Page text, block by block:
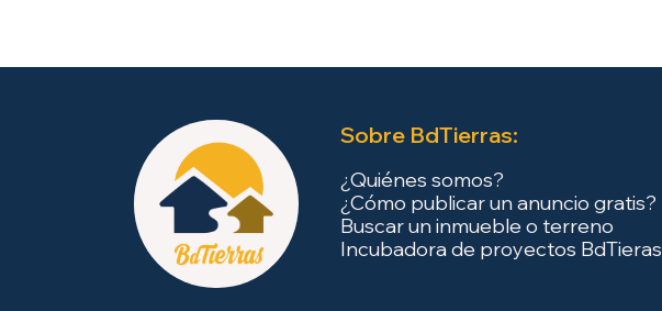
Sobre BdTierras:
¿Quiénes somos?
¿Cómo publicar un anuncio gratis?
Buscar un inmueble o terreno
Incubadora de proyectos BdTieras